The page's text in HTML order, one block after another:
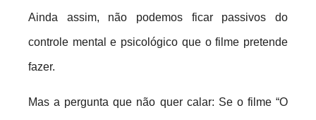
Ainda assim, não podemos ficar passivos do
controle mental e psicológico que o filme pretende
fazer.
Mas a pergunta que não quer calar: Se o filme “O